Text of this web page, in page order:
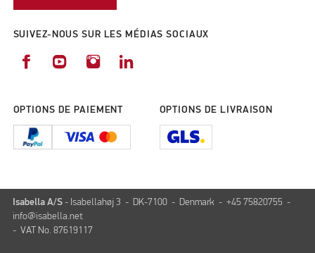
SUIVEZ-NOUS SUR LES MÉDIAS SOCIAUX
OPTIONS DE PAIEMENT OPTIONS DE LIVRAISON
Isabella A/S - Isabellahøj 3 - DK-7100 - Denmark - +45 75820755 -
info@isabella.net
- VAT No. 87619117